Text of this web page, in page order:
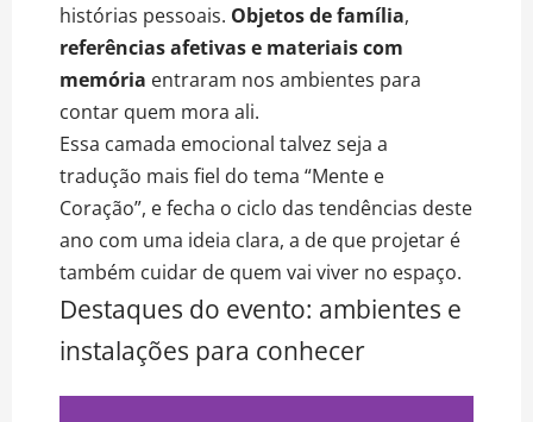
histórias pessoais. Objetos de família,
referências afetivas e materiais com
memória entraram nos ambientes para
contar quem mora ali.
Essa camada emocional talvez seja a
tradução mais fiel do tema “Mente e
Coração”, e fecha o ciclo das tendências deste
ano com uma ideia clara, a de que projetar é
também cuidar de quem vai viver no espaço.
Destaques do evento: ambientes e
instalações para conhecer